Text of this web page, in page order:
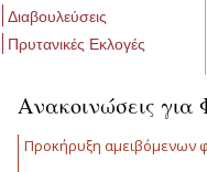
Διαβουλεύσεις
Πρυτανικές Εκλογές
Ανακοινώσεις για
Προκήρυξη αμειβόμενων